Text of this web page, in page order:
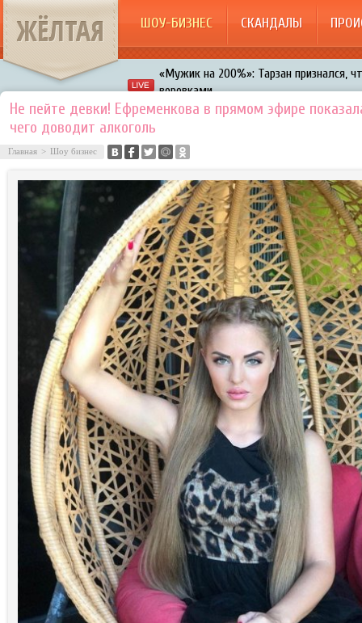
ЖЁЛТАЯ ШОУ-БИЗНЕС СКАНДАЛЫ
«Мужик на 200%»: Тарзан признался,
воровками
Галкин променял Дроботенко на
В шоу «Что было дальше?» грубо
Авербух зарождает в Бузовой новый
«Мужик на 200%»: Тарзан признался,
воровками
Не пейте девки! Ефременкова в прямом эфире
чего доводит алкоголь
Главная > Шоу бизнес